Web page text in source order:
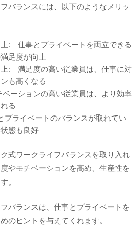
バランスには、以下のようなメリッ
: 仕事とプライベートを両立できる
足度が向上
: 満足度の高い従業員は、仕事に対
も高くなる
ーションの高い従業員は、より効率
る
ライベートのバランスが取れてい
態も良好
式ワークライフバランスを取り入れ
やモチベーションを高め、生産性を
。
バランスは、仕事とプライベートを
のヒントを与えてくれます。